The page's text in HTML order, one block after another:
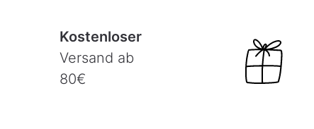
Kostenloser
Versand ab
80€